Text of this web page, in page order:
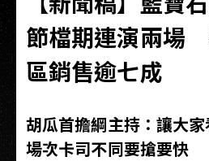
節檔期連演兩場
區銷售逾七成
胡瓜首擔綱主持：讓大
場次卡司不同要搶要快